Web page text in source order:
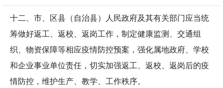
十二、市、区县（自治县）人民政府及其有关部门应当统
筹做好返工、返校、返岗工作，制定健康监测、交通组
织、物资保障等相应疫情防控预案，强化属地政府、学校
和企业事业单位责任，切实加强返工、返校、返岗后的疫
情防控，维护生产、教学、工作秩序。